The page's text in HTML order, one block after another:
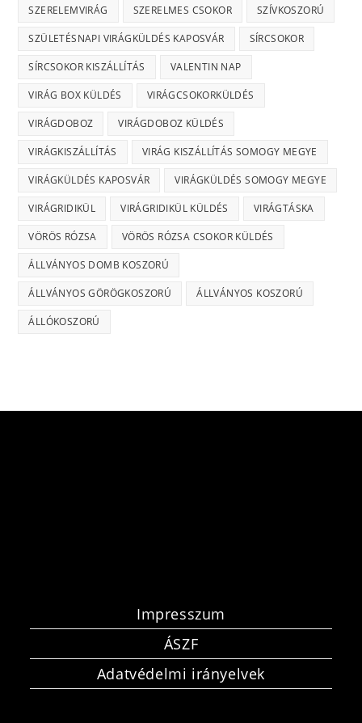
SZERELEMVIRÁG SZERELMES CSOKOR SZÍVKOSZORÚ
SZÜLETÉSNAPI VIRÁGKÜLDÉS KAPOSVÁR SÍRCSOKOR
SÍRCSOKOR KISZÁLLÍTÁS VALENTIN NAP
VIRÁG BOX KÜLDÉS VIRÁGCSOKORKÜLDÉS
VIRÁGDOBOZ VIRÁGDOBOZ KÜLDÉS
VIRÁGKISZÁLLÍTÁS VIRÁG KISZÁLLÍTÁS SOMOGY MEGYE
VIRÁGKÜLDÉS KAPOSVÁR VIRÁGKÜLDÉS SOMOGY MEGYE
VIRÁGRIDIKÜL VIRÁGRIDIKÜL KÜLDÉS VIRÁGTÁSKA
VÖRÖS RÓZSA VÖRÖS RÓZSA CSOKOR KÜLDÉS
ÁLLVÁNYOS DOMB KOSZORÚ
ÁLLVÁNYOS GÖRÖGKOSZORÚ ÁLLVÁNYOS KOSZORÚ
ÁLLÓKOSZORÚ
Impresszum
ÁSZF
Adatvédelmi irányelvek